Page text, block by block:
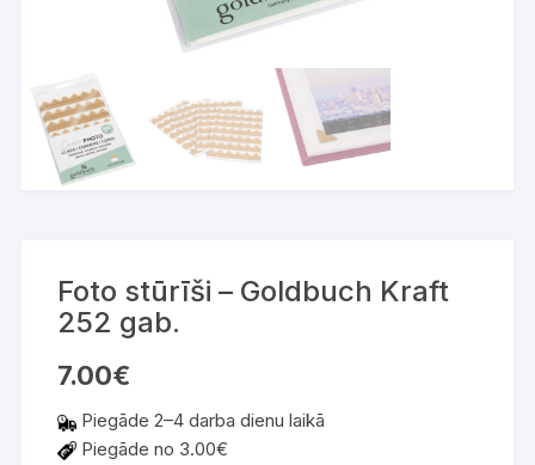
Foto stūrīši – Goldbuch Kraft
252 gab.
7.00€
Piegāde 2–4 darba dienu laikā
Piegāde no 3.00€